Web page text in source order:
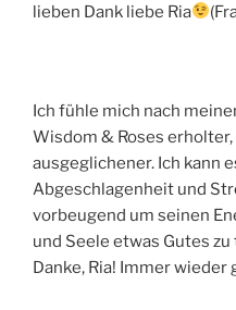
lieben Dank liebe Ria
Ich fühle mich nach
Wisdom & Roses
ausgeglichener. Ich kann
Abgeschlagenheit und
vorbeugend um seinen
und Seele etwas Gutes
Danke, Ria! Immer wieder